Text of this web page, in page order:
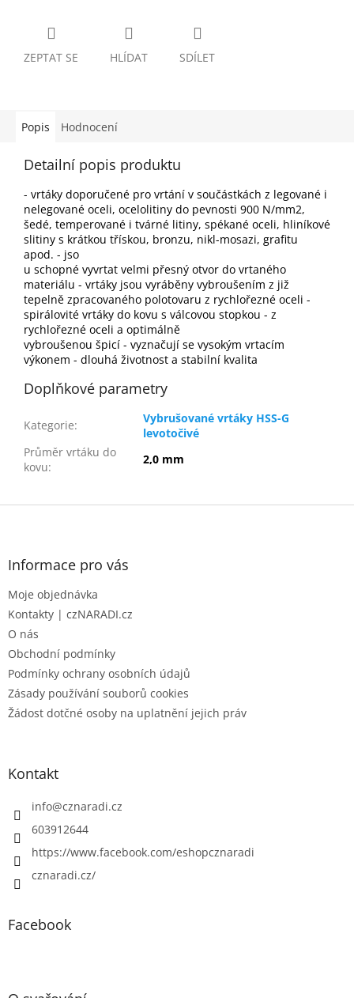
ZEPTAT SE HLÍDAT SDÍLET
Popis Hodnocení
Detailní popis produktu
- vrtáky doporučené pro vrtání v součástkách z legované i
nelegované oceli, ocelolitiny do pevnosti 900 N/mm2,
šedé, temperované i tvárné litiny, spékané oceli, hliníkové
slitiny s krátkou třískou, bronzu, nikl-mosazi, grafitu
apod. - jso
u schopné vyvrtat velmi přesný otvor do vrtaného
materiálu - vrtáky jsou vyráběny vybroušením z již
tepelně zpracovaného polotovaru z rychlořezné oceli -
spirálovité vrtáky do kovu s válcovou stopkou - z
rychlořezné oceli a optimálně
vybroušenou špicí - vyznačují se vysokým vrtacím
výkonem - dlouhá životnost a stabilní kvalita
Doplňkové parametry
Kategorie:
Vybrušované vrtáky HSS-G
levotočivé
Průměr vrtáku do
kovu:
2,0 mm
Z
Informace pro vás
Moje objednávka
Kontakty | czNARADI.cz
O nás
Obchodní podmínky
Podmínky ochrany osobních údajů
Zásady používání souborů cookies
Žádost dotčné osoby na uplatnění jejich práv
Kontakt
info@cznaradi.cz
603912644
https://www.facebook.com/eshopcznaradi
cznaradi.cz/
Facebook